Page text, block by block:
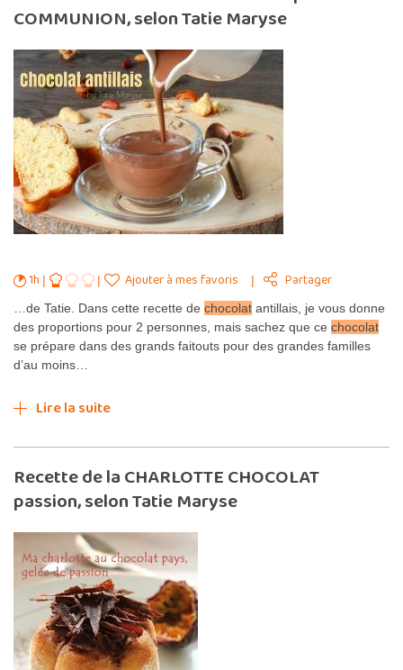
COMMUNION, selon Tatie Maryse
1h Ajouter à mes favoris Partager
…de Tatie. Dans cette recette de chocolat antillais, je vous donne
des proportions pour 2 personnes, mais sachez que ce chocolat
se prépare dans des grands faitouts pour des grandes familles
d’au moins…
Lire la suite
Recette de la CHARLOTTE CHOCOLAT
passion, selon Tatie Maryse